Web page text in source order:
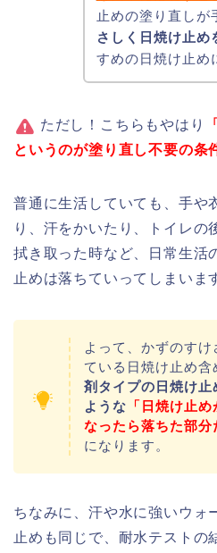
止めの塗り直しが
さしく日焼け止め
すめの日焼け止め
ただし！こちらもやはり
というのが塗り直し不要の条
普通に生活していても、手や
り、汗をかいたり、トイレの
拭き取った時など、日常生活
止めは落ちていってしまいま
よって、かずのす
ている日焼け止め含
剤タイプの日焼け
ような 「日焼け止
なったら落ちた部
になります。
ちなみに、汗や水に強いウォ
止めも同じで、耐水テストの